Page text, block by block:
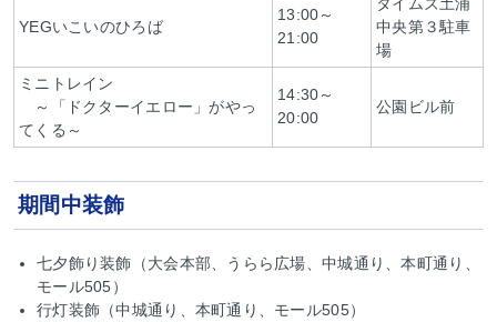
YEGいこいのひろば
13:00～
21:00
中央第３駐車
場
ミニトレイン
～「ドクターイエロー」がやっ
てくる～
14:30～
20:00
公園ビル前
期間中装飾
七夕飾り装飾（大会本部、うらら広場、中城通り、本町通り、
モール505）
行灯装飾（中城通り、本町通り、モール505）